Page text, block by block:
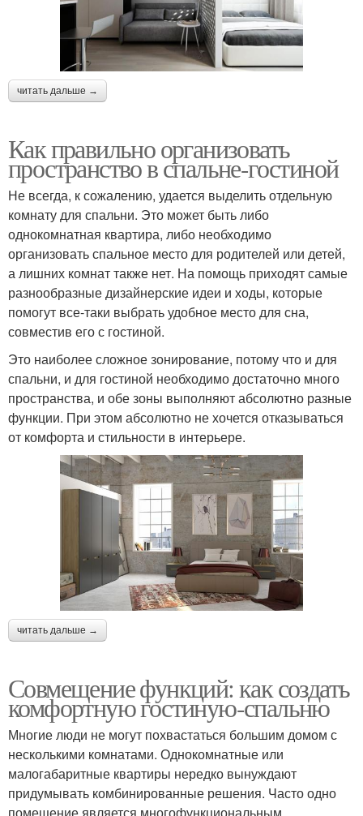
читать дальше →
Как правильно организовать
пространство в спальне-гостиной
Не всегда, к сожалению, удается выделить отдельную
комнату для спальни. Это может быть либо
однокомнатная квартира, либо необходимо
организовать спальное место для родителей или детей,
а лишних комнат также нет. На помощь приходят самые
разнообразные дизайнерские идеи и ходы, которые
помогут все-таки выбрать удобное место для сна,
совместив его с гостиной.
Это наиболее сложное зонирование, потому что и для
спальни, и для гостиной необходимо достаточно много
пространства, и обе зоны выполняют абсолютно разные
функции. При этом абсолютно не хочется отказываться
от комфорта и стильности в интерьере.
читать дальше →
Совмещение функций: как создать
комфортную гостиную-спальню
Многие люди не могут похвастаться большим домом с
несколькими комнатами. Однокомнатные или
малогабаритные квартиры нередко вынуждают
придумывать комбинированные решения. Часто одно
помещение является многофункциональным